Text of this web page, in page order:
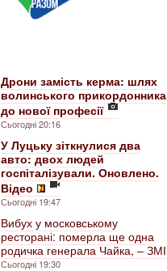
Дрони замість керма: шлях
волинського прикордонника
до нової професії
Сьогодні 20:16
У Луцьку зіткнулися два
авто: двох людей
госпіталізували. Оновлено.
Відео
Сьогодні 19:47
Вибух у московському
ресторані: померла ще одна
родичка генерала Чайка, – ЗМІ
Сьогодні 19:30